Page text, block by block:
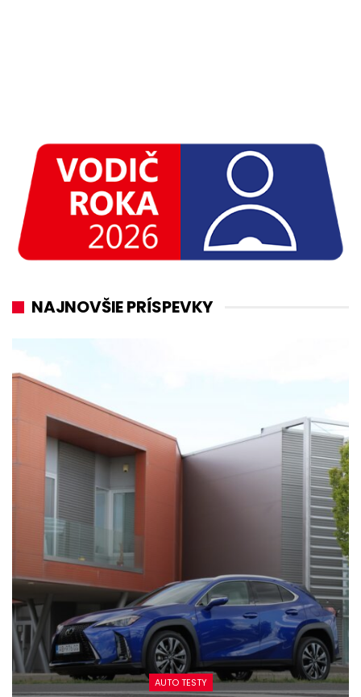
NAJNOVŠIE PRÍSPEVKY
AUTO TESTY